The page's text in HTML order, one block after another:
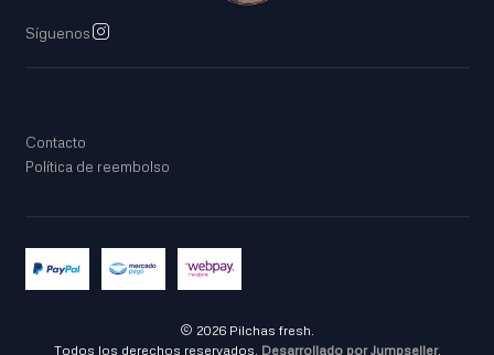
Síguenos
Contacto
Política de reembolso
2026 Pilchas fresh.
Todos los derechos reservados. Desarrollado por Jumpseller.